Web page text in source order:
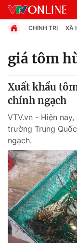
Chuyên mục
Chính trị
Xã hội
Pháp luật
Y tế
Thế giới
Tin tức
Kinh tế
CHÍNH TRỊ XÃ
giá tôm
Xuất khẩu
chính ngạch
VTV.vn - Hiện
trường Trung
ngạch.